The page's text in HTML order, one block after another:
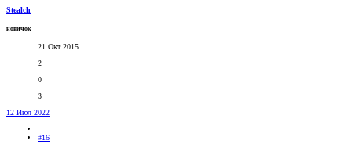
Stealch
новичок
21 Окт 2015
2
0
3
12 Июл 2022
#16